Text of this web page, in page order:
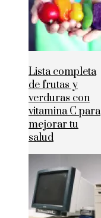
Lista completa
de frutas y
verduras con
vitamina C para
mejorar tu
salud